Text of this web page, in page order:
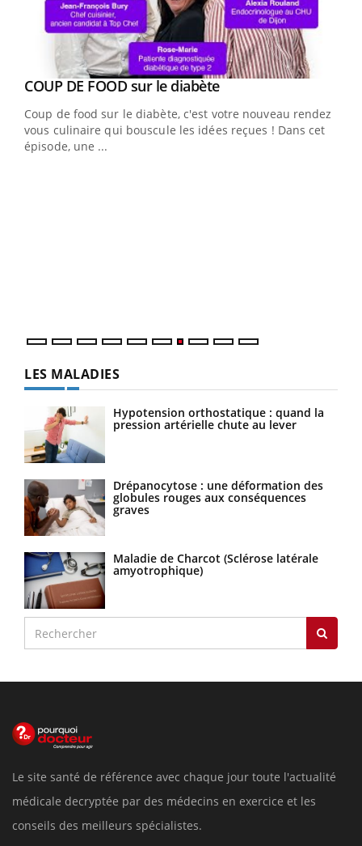
Youtube
COUP DE FOOD sur le diabèteYoutube
Coup de food sur le diabète, c'est votre nouveau rendez-
vous culinaire qui bouscule les idées reçues ! Dans cet
épisode, une ...
LES MALADIES
Hypotension orthostatique : quand la
pression artérielle chute au lever
Drépanocytose : une déformation des
globules rouges aux conséquences
graves
Maladie de Charcot (Sclérose latérale
amyotrophique)
Le site santé de référence avec chaque jour toute l'actualité
médicale decryptée par des médecins en exercice et les
conseils des meilleurs spécialistes.